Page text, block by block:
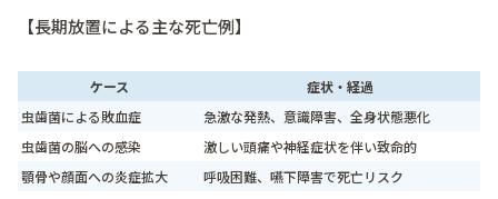
【長期放置による主な死亡例】
ケース
症状・経過
虫歯菌による敗血症
急激な発熱、意識障害、全身状態悪化
虫歯菌の脳への感染
激しい頭痛や神経症状を伴い致命的
顎骨や顔面への炎症拡大
呼吸困難、嚥下障害で死亡リスク